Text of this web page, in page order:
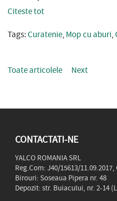
Citeste tot
Tags: Curatenie,Mop cu aburi,
Toate articolele Next
CONTACTATI-NE
YALCO ROMANIA SRL
Reg.Com: J40/15613/11.09.2017,
Birouri: Soseaua Pipera nr. 48
Depozit: str. Buiacului, nr. 2-14